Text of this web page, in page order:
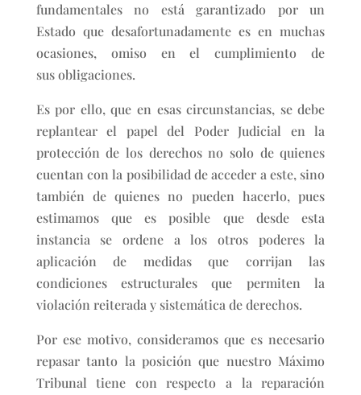
fundamentales no está garantizado por un
Estado que desafortunadamente es en muchas
ocasiones, omiso en el cumplimiento de
sus obligaciones.
Es por ello, que en esas circunstancias, se debe
replantear el papel del Poder Judicial en la
protección de los derechos no solo de quienes
cuentan con la posibilidad de acceder a este, sino
también de quienes no pueden hacerlo, pues
estimamos que es posible que desde esta
instancia se ordene a los otros poderes la
aplicación de medidas que corrijan las
condiciones estructurales que permiten la
violación reiterada y sistemática de derechos.
Por ese motivo, consideramos que es necesario
repasar tanto la posición que nuestro Máximo
Tribunal tiene con respecto a la reparación